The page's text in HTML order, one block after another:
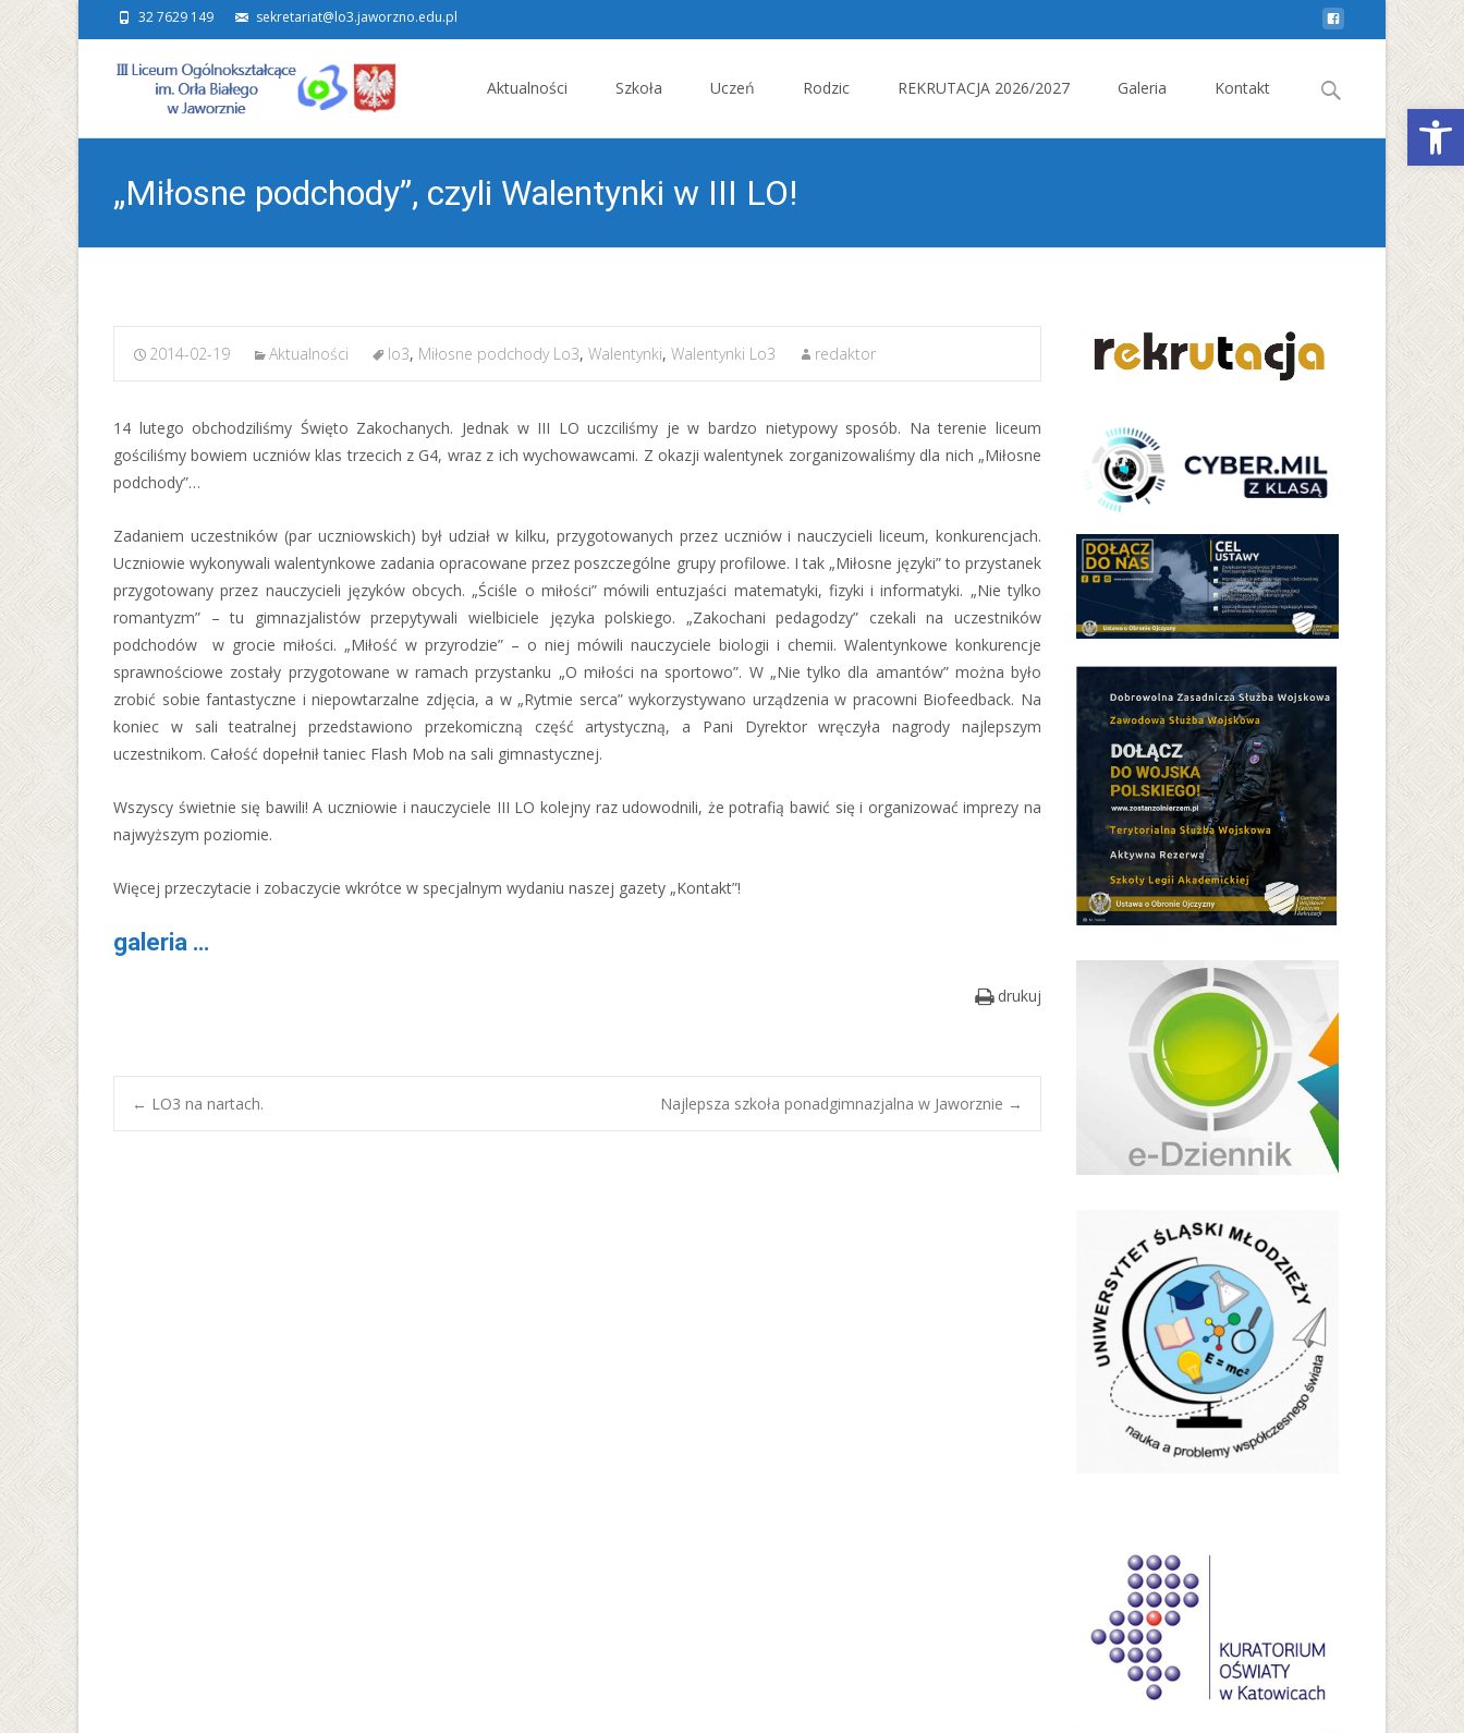
32 7629 149 sekretariat@lo3.jaworzno.edu.pl
Aktualności Szkoła Uczeń Rodzic REKRUTACJA 2026/2027 Galeria Kontakt
Search
„Miłosne podchody”, czyli Walentynki w III LO!
2014-02-19 Aktualności lo3, Miłosne podchody Lo3, Walentynki, Walentynki Lo3 redaktor
14 lutego obchodziliśmy Święto Zakochanych. Jednak w III LO uczciliśmy je w bardzo nietypowy sposób. Na terenie liceum
gościliśmy bowiem uczniów klas trzecich z G4, wraz z ich wychowawcami. Z okazji walentynek zorganizowaliśmy dla nich „Miłosne
podchody”…
Zadaniem uczestników (par uczniowskich) był udział w kilku, przygotowanych przez uczniów i nauczycieli liceum, konkurencjach.
Uczniowie wykonywali walentynkowe zadania opracowane przez poszczególne grupy profilowe. I tak „Miłosne języki” to przystanek
przygotowany przez nauczycieli języków obcych. „Ściśle o miłości” mówili entuzjaści matematyki, fizyki i informatyki. „Nie tylko
romantyzm” – tu gimnazjalistów przepytywali wielbiciele języka polskiego. „Zakochani pedagodzy” czekali na uczestników
podchodów w grocie miłości. „Miłość w przyrodzie” – o niej mówili nauczyciele biologii i chemii. Walentynkowe konkurencje
sprawnościowe zostały przygotowane w ramach przystanku „O miłości na sportowo”. W „Nie tylko dla amantów” można było
zrobić sobie fantastyczne i niepowtarzalne zdjęcia, a w „Rytmie serca” wykorzystywano urządzenia w pracowni Biofeedback. Na
koniec w sali teatralnej przedstawiono przekomiczną część artystyczną, a Pani Dyrektor wręczyła nagrody najlepszym
uczestnikom. Całość dopełnił taniec Flash Mob na sali gimnastycznej.
Wszyscy świetnie się bawili! A uczniowie i nauczyciele III LO kolejny raz udowodnili, że potrafią bawić się i organizować imprezy na
najwyższym poziomie.
Więcej przeczytacie i zobaczycie wkrótce w specjalnym wydaniu naszej gazety „Kontakt”!
galeria …
drukuj
Post
← LO3 na nartach. Najlepsza szkoła ponadgimnazjalna w Jaworznie →